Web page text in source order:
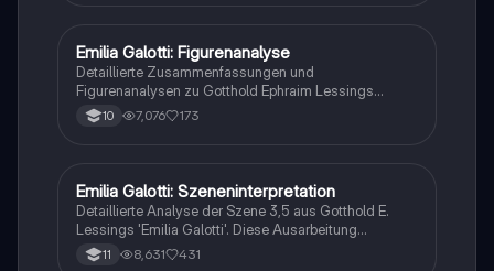
Deutsch
Emilia Galotti: Figurenanalyse
Detaillierte Zusammenfassungen und
Figurenanalysen zu Gotthold Ephraim Lessings
Trauerspiel 'Emilia Galotti'. Erfahren Sie mehr über die
zentralen Charaktere, insbesondere Emilia, und die
Charakterdynamik.
10 7,076 173
Deutsch
Emilia Galotti: Szeneninterpretation
Detaillierte Analyse der Szene 3,5 aus Gotthold E.
Lessings 'Emilia Galotti'. Diese Ausarbeitung
untersucht das Verhältnis zwischen Emilia und dem
Prinzen, das Gesprächsverhalten und die zugrunde
11 8,631 431